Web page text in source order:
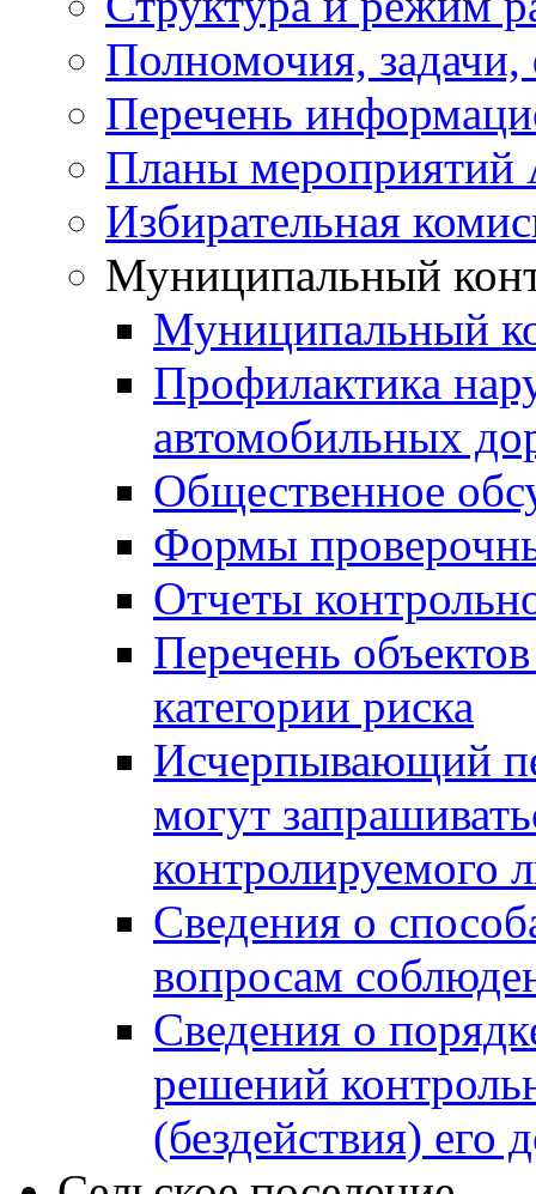
Полномочия,
Перечень
Планы мероприятий
Избирательная
Муниципальный
Муниципальный
Профилактика
автомобильных
Общественное
Формы
Отчеты
Перечень
категории риска
Исчерпывающий
могут
контролируемого
Сведения о
вопросам
Сведения о
решений
(бездействия) его